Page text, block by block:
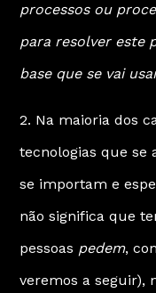
processos ou
para resolver este
base que se vai
2. Na maioria dos
tecnologias que se
se importam e
não significa que
pessoas pedem,
veremos a seguir),